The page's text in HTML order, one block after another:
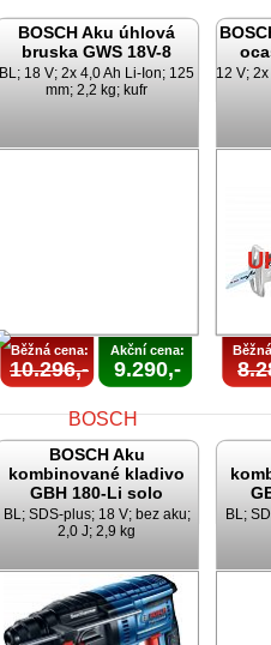
BOSCH Aku úhlová
bruska GWS 18V-8
BL; 18 V; 2x 4,0 Ah Li-Ion; 125
mm; 2,2 kg; kufr
AKCE
UKONČENA
Běžná cena:
10.296,-
Akční cena:
9.290,-
12 V;
BOSCH Aku
kombinované kladivo
GBH 180-Li solo
BL; SDS-plus; 18 V; bez aku;
2,0 J; 2,9 kg
BL;